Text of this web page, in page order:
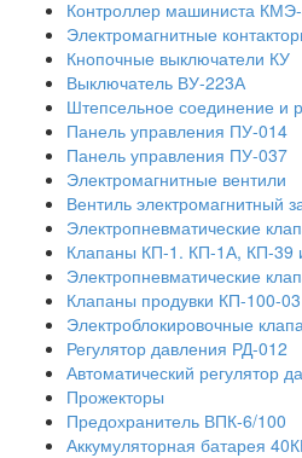
Контроллер машиниста
Электромагнитные
Кнопочные выключатели КУ
Выключатель ВУ-223А
Штепсельное соединение и
Панель управления ПУ-014
Панель управления ПУ-037
Электромагнитные вентили
Вентиль электромагнитный
Электропневматические
Клапаны КП-1. КП-1А, КП-39
Электропневматические
Клапаны продувки КП-100-
Электроблокировочные
Регулятор давления РД-012
Автоматический регулятор
Прожекторы
Предохранитель ВПК-6/100
Аккумуляторная батарея